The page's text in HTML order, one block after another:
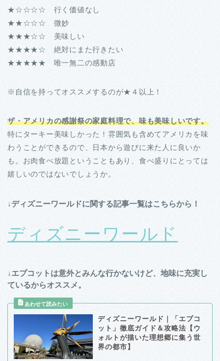
★☆☆☆☆ 行く価値なし
★★☆☆☆ 微妙
★★★☆☆ 美味しい
★★★★☆ 絶対にまた行きたい
★★★★★ 唯一無二の感動店
※自信を持ってオススメするのが★４以上！
ザ・アメリカの感謝祭の家庭料理で、味も美味しいです。
特にターキー美味しかった！雰囲気も含めてアメリカを味
わうことができるので、日本から遊びに来た人に良いか
も。お肉食べ放題ということもあり、食べ盛りにとっては
嬉しいのではないでしょうか。
↓ディズニーワールドに関する記事一覧はこちらから！
ディズニーワールド
↓エプコットは意外とみんな行かないけど、地味に充実し
ているからオススメ。
ディズニーワールド｜「エプコ
ット」徹底ガイド＆攻略法【ウ
ォルトが描いた理想郷に集う世
界の都市】